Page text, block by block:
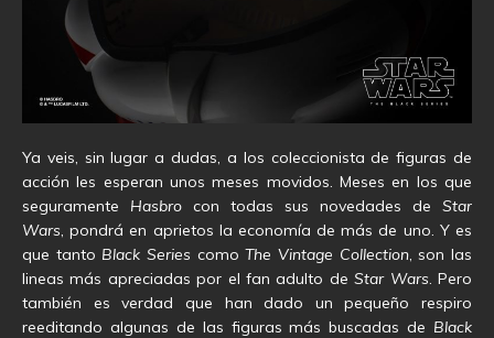
Ya veis, sin lugar a dudas, a los coleccionista de figuras de
acción les esperan unos meses movidos. Meses en los que
seguramente Hasbro con todas sus novedades de Star
Wars, pondrá en aprietos la economía de más de uno. Y es
que tanto Black Series comoThe Vintage Collection, son las
lineas más apreciadas por el fan adulto deStar Wars. Pero
también es verdad que han dado un pequeño respiro
reeditando algunas de las figuras más buscadas de Black